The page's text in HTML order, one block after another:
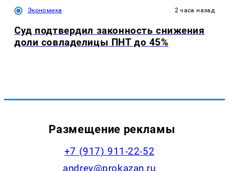
Экономика 2 часа назад
Суд подтвердил законность снижения
доли совладелицы ПНТ до 45%
Размещение рекламы
+7 (917) 911-22-52
andrey@prokazan.ru